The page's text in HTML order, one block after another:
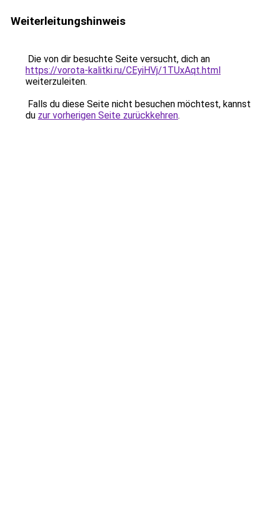
Weiterleitungshinweis
Die von dir besuchte Seite versucht, dich an
https://vorota-kalitki.ru/CEyiHVj/1TUxAqt.html
weiterzuleiten.
Falls du diese Seite nicht besuchen möchtest, kannst
du zur vorherigen Seite zurückkehren.